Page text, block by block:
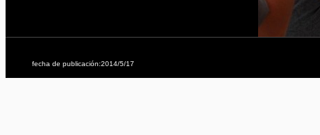
fecha de publicación:2014/5/17